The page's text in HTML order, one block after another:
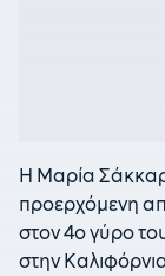
Η Μαρία
προερχόμενη
στον 4ο γύρο
στην